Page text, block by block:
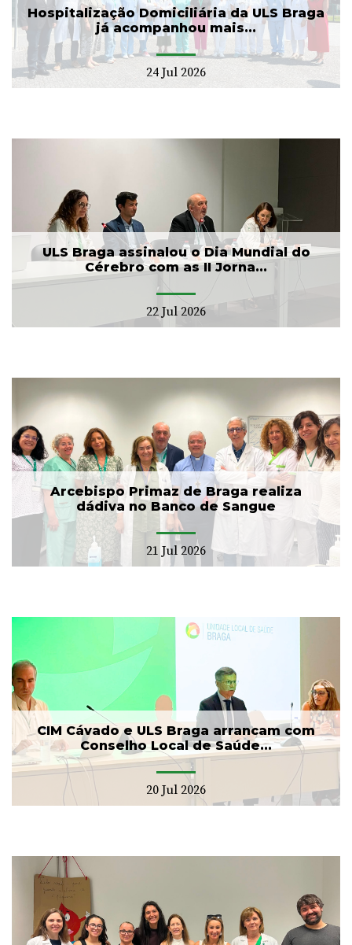
Hospitalização Domiciliária da ULS Braga
já acompanhou mais...
24 Jul 2026
ULS Braga assinalou o Dia Mundial do
Cérebro com as II Jorna...
22 Jul 2026
Arcebispo Primaz de Braga realiza
dádiva no Banco de Sangue
21 Jul 2026
CIM Cávado e ULS Braga arrancam com
Conselho Local de Saúde...
20 Jul 2026